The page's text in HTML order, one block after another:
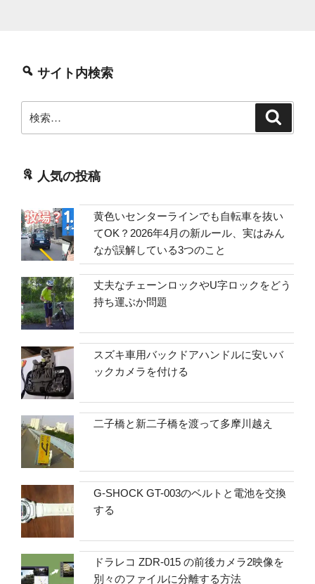
サイト内検索
索:
人気の投稿
黄色いセンターラインでも自転車を抜い
てOK？2026年4月の新ルール、実はみん
なが誤解している3つのこと
丈夫なチェーンロックやU字ロックをどう
持ち運ぶか問題
スズキ車用バックドアハンドルに安いバ
ックカメラを付ける
二子橋と新二子橋を渡って多摩川越え
G-SHOCK GT-003のベルトと電池を交換
する
ドラレコ ZDR-015 の前後カメラ2映像を
別々のファイルに分離する方法